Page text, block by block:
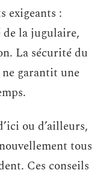
exigeants :
de la jugulaire,
La sécurité du
garantit une
ou d’ailleurs,
tous
Ces conseils